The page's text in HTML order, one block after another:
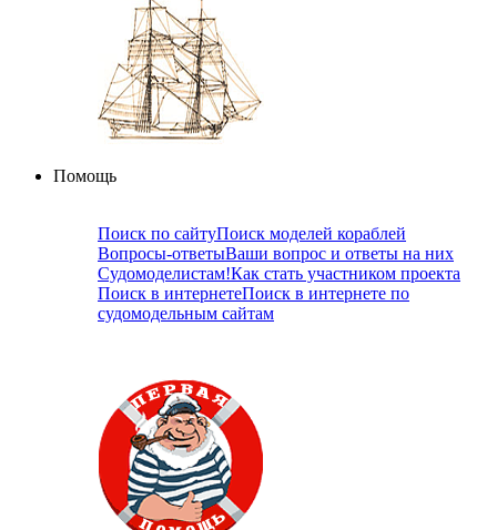
Помощь
Поиск по сайтуПоиск моделей кораблей
Вопросы-ответыВаши вопрос и ответы на них
Судомоделистам!Как стать участником проекта
Поиск в интернетеПоиск в интернете по
судомодельным сайтам